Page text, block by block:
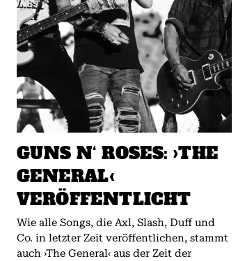
GUNS N‘ ROSES: ›THE
GENERAL‹
VERÖFFENTLICHT
Wie alle Songs, die Axl, Slash, Duff und
Co. in letzter Zeit veröffentlichen, stammt
auch ›The General‹ aus der Zeit der